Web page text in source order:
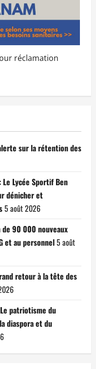
réclamation
sur la rétention des
Lycée Sportif Ben
dénicher et
5 août 2026
de 90 000 nouveaux
et au personnel5 août
retour à la tête des
patriotisme du
diaspora et du